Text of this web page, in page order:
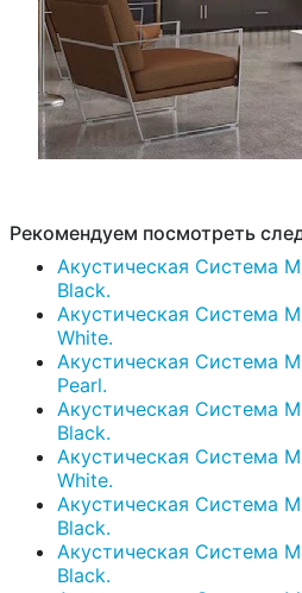
Рекомендуем посмотреть
Акустическая Система
Black.
Акустическая Система
White.
Акустическая Система
Pearl.
Акустическая Система
Black.
Акустическая Система
White.
Акустическая Система
Black.
Акустическая Система
Black.